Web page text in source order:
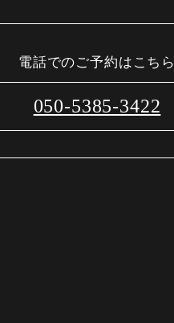
電話でのご予約はこちら
050-5385-3422